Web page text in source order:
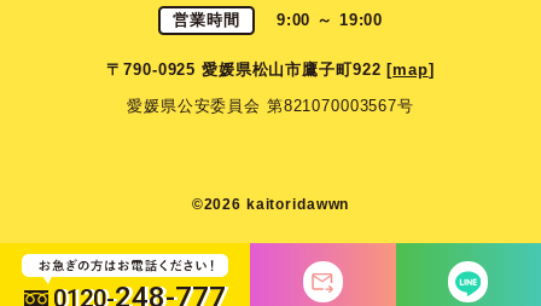
営業時間 9:00 ～ 19:00
〒790-0925 愛媛県松山市鷹子町922 [map]
愛媛県公安委員会 第821070003567号
©2026 kaitoridawwn
0120-248-777